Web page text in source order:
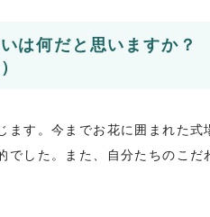
は何だと思いますか？
ます。今までお花に囲まれた式
でした。また、自分たちのこだ